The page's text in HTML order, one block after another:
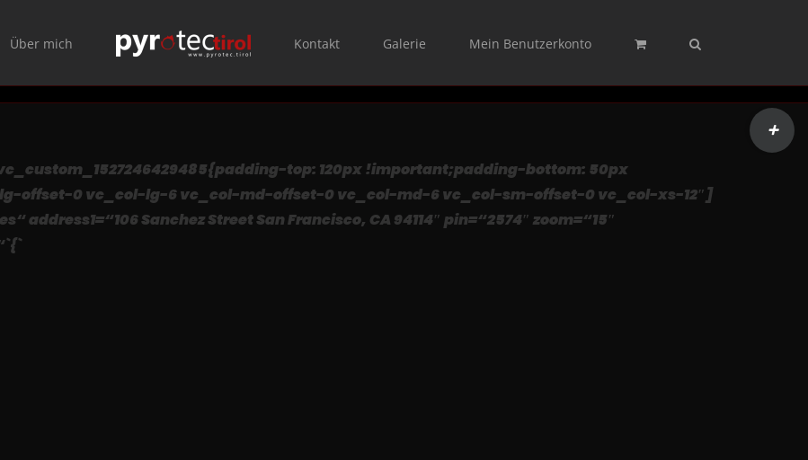
Über mich Kontakt Galerie Mein Benutzerkonto
top: 120px !important;padding-bottom: 50px
offset-0 vc_col-lg-6 vc_col-md-offset-0 vc_col-md-6 vc_col-sm-offset-0 vc_col-xs-12″]
Sanchez Street San Francisco, CA 94114″ pin=“2574″ zoom=“15″
Toggle
Sliding